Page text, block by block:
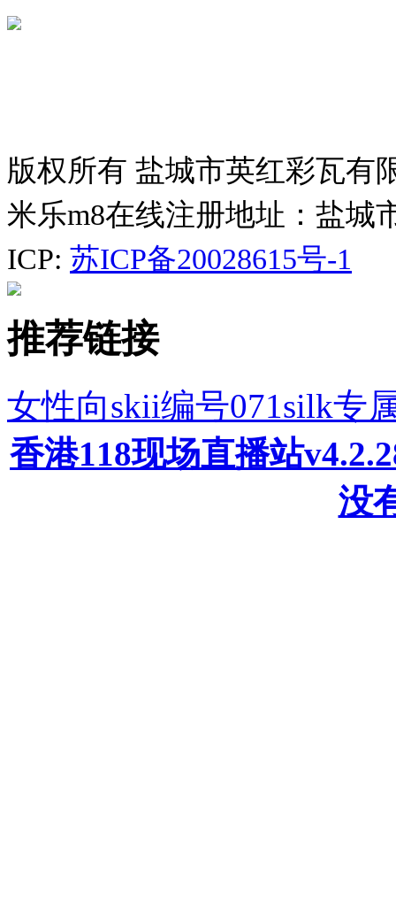
版权所有 盐城市英红彩瓦有
米乐m8在线注册地址：盐城
ICP: 苏ICP备20028615号-1
推荐链接
女性向skii编号071silk专
香港118现场直播站
没